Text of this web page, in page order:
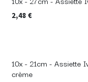
2,48 €
10x - 21cm - Assiette
crème